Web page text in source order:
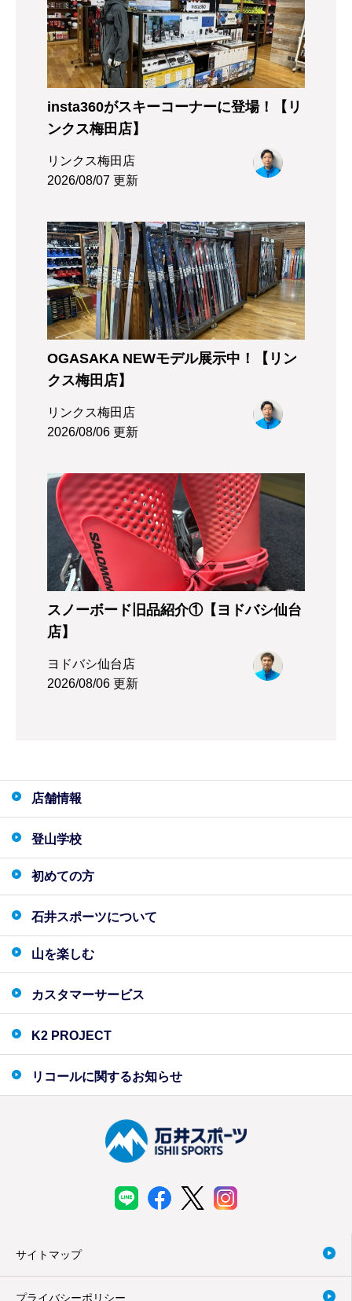
insta360がスキーコーナーに登場！【リ
ンクス梅田店】
リンクス梅田店
2026/08/07 更新
OGASAKA NEWモデル展示中！【リン
クス梅田店】
リンクス梅田店
2026/08/06 更新
スノーボード旧品紹介①【ヨドバシ仙台
店】
ヨドバシ仙台店
2026/08/06 更新
店舗情報
登山学校
初めての方
石井スポーツについて
山を楽しむ
カスタマーサービス
K2 PROJECT
リコールに関するお知らせ
サイトマップ
プライバシーポリシー